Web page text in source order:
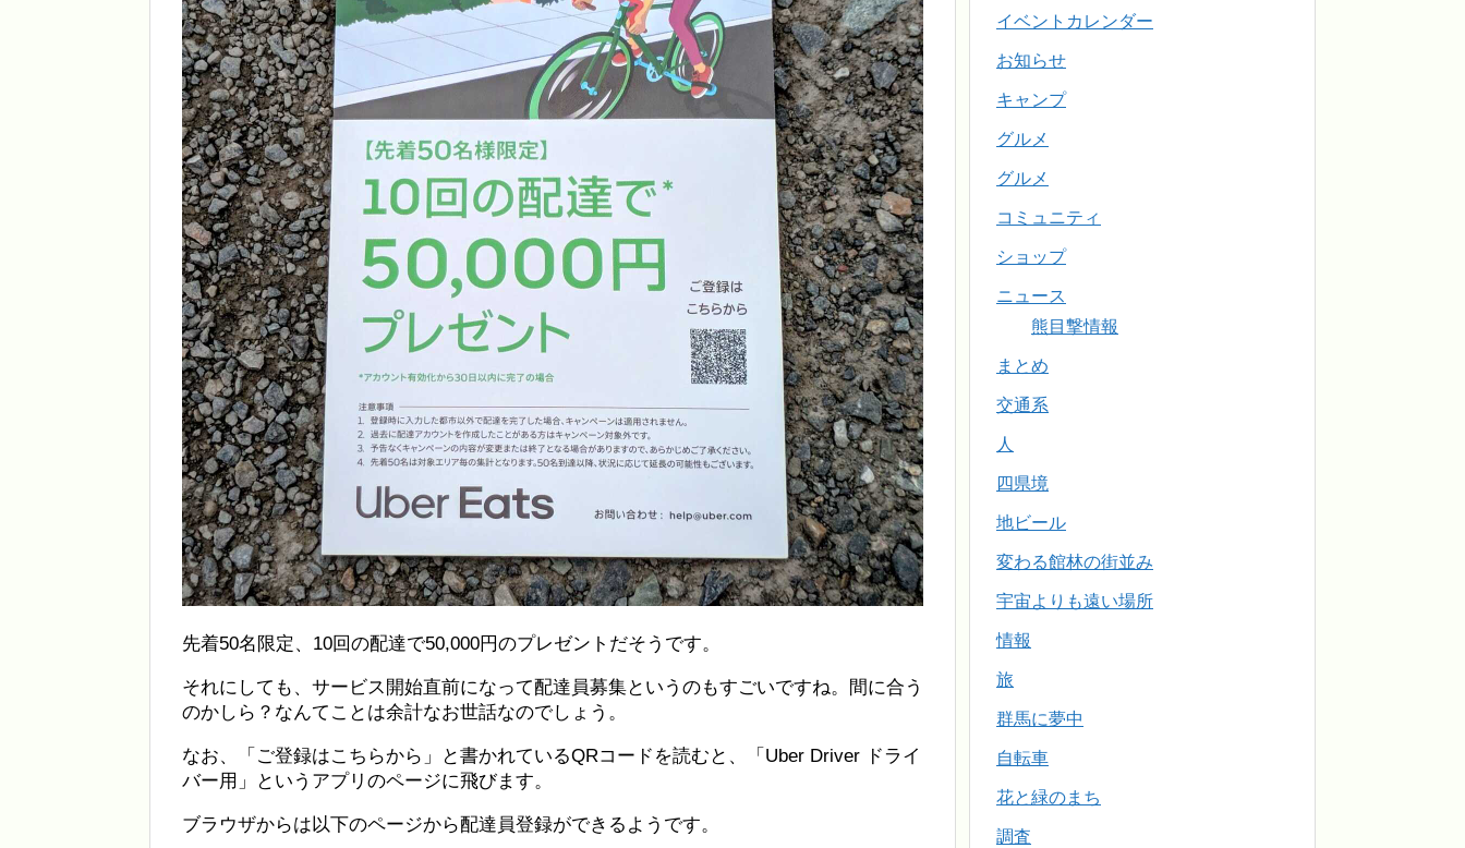
先着50名限定、10回の配達で50,000円のプレゼントだそうです。
それにしても、サービス開始直前になって配達員募集というのもすごいですね。間に合う
のかしら？なんてことは余計なお世話なのでしょう。
なお、「ご登録はこちらから」と書かれているQRコードを読むと、「Uber Driver ドライ
バー用」というアプリのページに飛びます。
ブラウザからは以下のページから配達員登録ができるようです。
イベントカレンダー
お知らせ
キャンプ
グルメ
グルメ
コミュニティ
ショップ
ニュース
熊目撃情報
まとめ
交通系
人
四県境
地ビール
変わる館林の街並み
宇宙よりも遠い場所
情報
旅
群馬に夢中
自転車
花と緑のまち
調査